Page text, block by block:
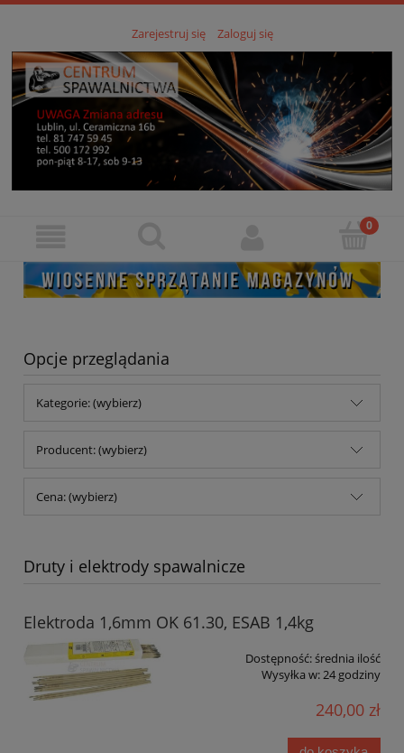
Zarejestruj się Zaloguj się
Opcje przeglądania
Kategorie: (wybierz)
Producent: (wybierz)
Cena: (wybierz)
Druty i elektrody spawalnicze
Elektroda 1,6mm OK 61.30, ESAB 1,4kg
Dostępność:średnia ilość
Wysyłka w:24 godziny
240,00 zł